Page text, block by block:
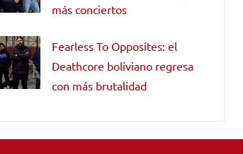
más conciertos
Fearless To Opposites: el
Deathcore boliviano regresa
con más brutalidad